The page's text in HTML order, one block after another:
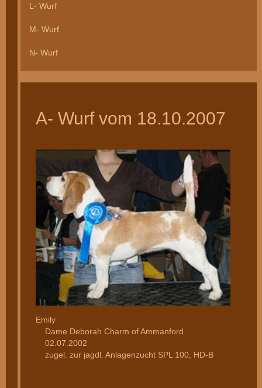
L- Wurf
M- Wurf
N- Wurf
A- Wurf vom 18.10.2007
Emily
Dame Deborah Charm of Ammanford
02.07.2002
zugel. zur jagdl. Anlagenzucht SPL 100, HD-B